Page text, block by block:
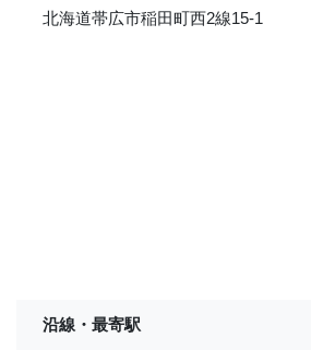
北海道帯広市稲田町西2線15-1
沿線・最寄駅